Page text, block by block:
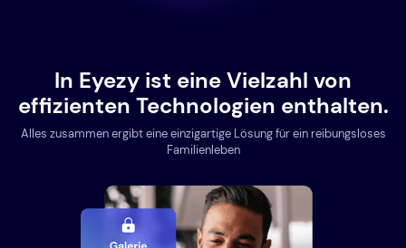
In Eyezy ist eine Vielzahl von
effizienten Technologien enthalten.
Alles zusammen ergibt eine einzigartige Lösung für ein reibungsloses
Familienleben